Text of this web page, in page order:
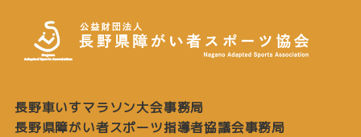
長野車いすマラソン大会事務局
長野県障がい者スポーツ指導者協議会事務局